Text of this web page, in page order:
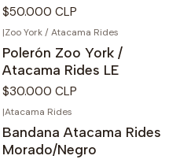
$50.000 CLP
|Zoo York / Atacama Rides
Polerón Zoo York /
Atacama Rides LE
$30.000 CLP
|Atacama Rides
Bandana Atacama Rides
Morado/Negro